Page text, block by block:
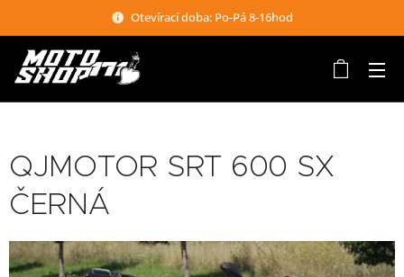
Otevírací doba: Po-Pá 8-16hod
QJMOTOR SRT 600 SX
ČERNÁ